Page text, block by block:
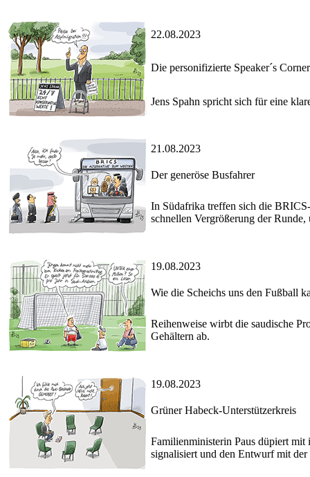
22.08.2023
Die personifizierte Speaker´s
Jens Spahn spricht sich für eine
21.08.2023
Der generöse Busfahrer
In Südafrika treffen sich die
schnellen Vergrößerung der
19.08.2023
Wie die Scheichs uns den Fußball
Reihenweise wirbt die saudische
Gehältern ab.
19.08.2023
Grüner Habeck-Unterstützerkreis
Familienministerin Paus düpiert mit
signalisiert und den Entwurf mit der